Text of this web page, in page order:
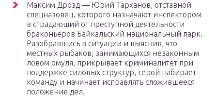
Максим Дрозд — Юрий Тарханов, отставной
спецназовец, которого назначают инспектором
в страдающий от преступной деятельности
браконьеров Байкальский национальный парк.
Разобравшись в ситуации и выяснив, что
местных рыбаков, занимающихся незаконным
ловом омуля, прикрывает криминалитет при
поддержке силовых структур, герой набирает
команду и начинает исправлять сложившееся
положение дел.